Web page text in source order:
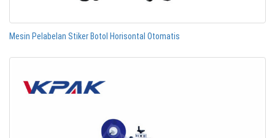
Mesin Pelabelan Stiker Botol Horisontal Otomatis